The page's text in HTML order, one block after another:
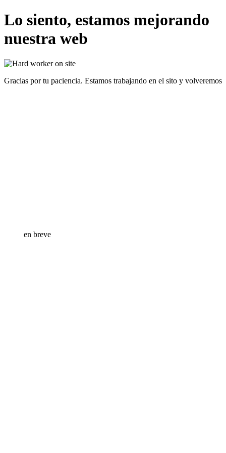
Lo siento, estamos mejorando
nuestra web
Gracias por tu paciencia. Estamos trabajando en el sito y volveremos
en breve